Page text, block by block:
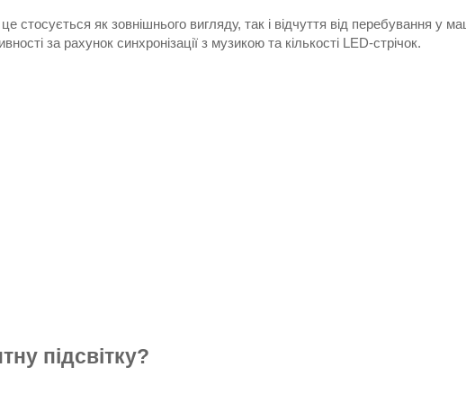
стосується як зовнішнього вигляду, так і відчуття від перебування у
за рахунок синхронізації з музикою та кількості LED-стрічок.
підсвітку?